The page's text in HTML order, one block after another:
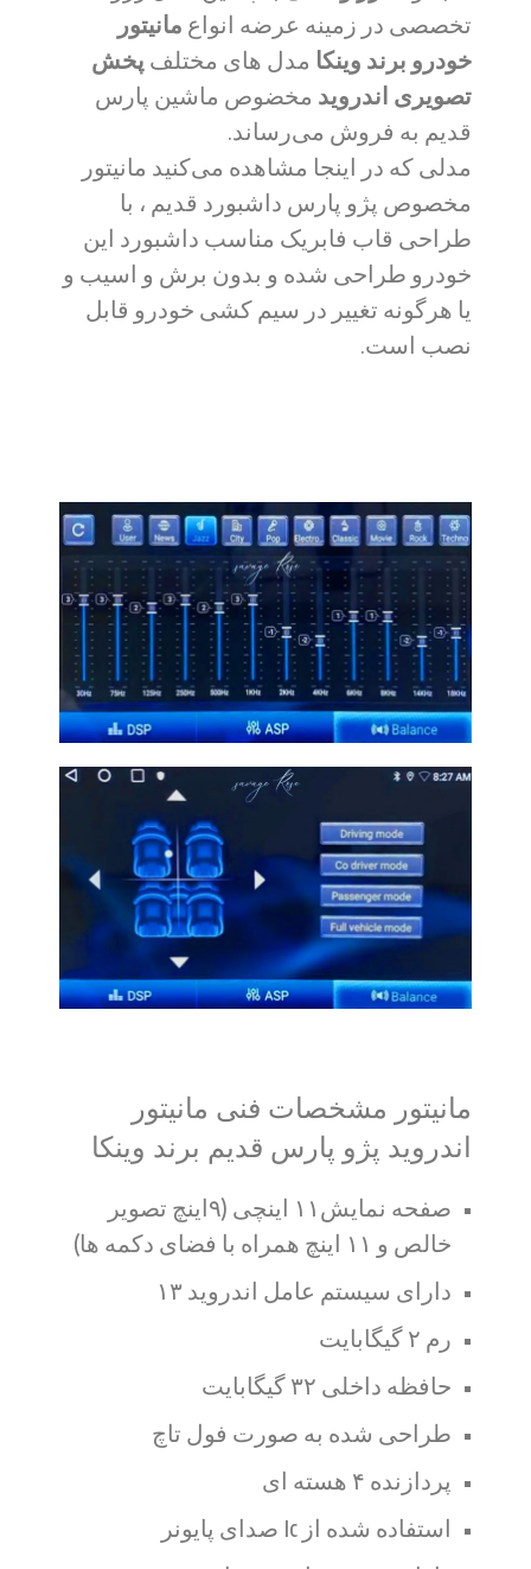
تخصصی در زمینه عرضه انواع مانیتور
خودرو برند وینکا مدل های مختلف پخش
تصویری اندروید مخضوص ماشین پارس
قدیم به فروش می‌رساند.
مدلی که در اینجا مشاهده می‌کنید مانیتور
مخصوص پژو پارس داشبورد قدیم ، با
طراحی قاب فابریک مناسب داشبورد این
خودرو طراحی شده و بدون برش و اسیب و
یا هرگونه تغییر در سیم کشی خودرو قابل
نصب است.
مانیتور مشخصات فنی مانیتور
اندروید پژو پارس قدیم برند وینکا
صفحه نمایش۱۱ اینچی (۹اینچ تصویر
خالص و ۱۱ اینچ همراه با فضای دکمه ها)
دارای سیستم عامل اندروید ۱۳
رم ۲ گیگابایت
حافظه داخلی ۳۲ گیگابایت
طراحی شده به صورت فول تاچ
پردازنده ۴ هسته ای
استفاده شده از Ic صدای پایونر